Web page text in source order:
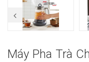
Máy Pha Trà